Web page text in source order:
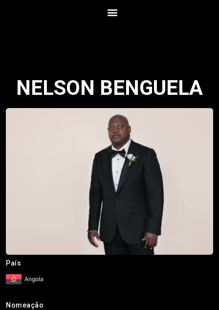
NELSON BENGUELA
País
Angola
Nomeação